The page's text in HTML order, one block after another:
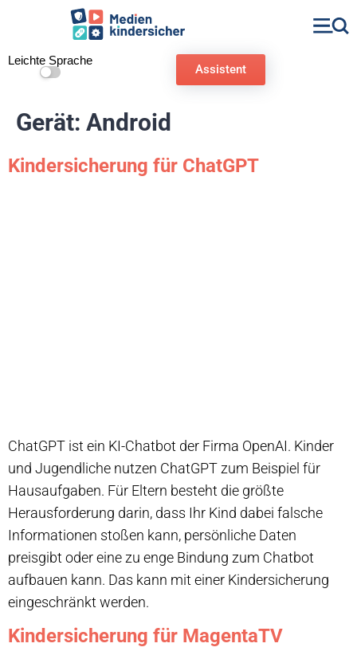
Leichte Sprache
Assistent
Gerät: Android
Kindersicherung für ChatGPT
ChatGPT ist ein KI-Chatbot der Firma OpenAI. Kinder
und Jugendliche nutzen ChatGPT zum Beispiel für
Hausaufgaben. Für Eltern besteht die größte
Herausforderung darin, dass Ihr Kind dabei falsche
Informationen stoßen kann, persönliche Daten
preisgibt oder eine zu enge Bindung zum Chatbot
aufbauen kann. Das kann mit einer Kindersicherung
eingeschränkt werden.
Kindersicherung für MagentaTV